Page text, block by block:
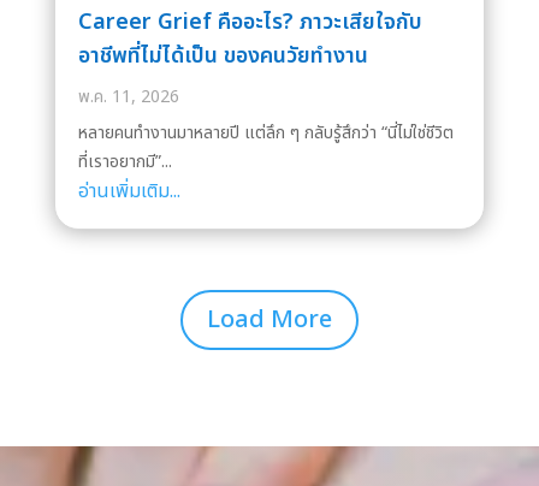
Career Grief คืออะไร? ภาวะเสียใจกับ
อาชีพที่ไม่ได้เป็น ของคนวัยทำงาน
พ.ค. 11, 2026
หลายคนทำงานมาหลายปี แต่ลึก ๆ กลับรู้สึกว่า “นี่ไม่ใช่ชีวิต
ที่เราอยากมี”...
อ่านเพิ่มเติม...
Load More